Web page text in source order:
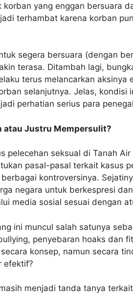
korban yang enggan bersuara
terhambat karena korban
segera bersuara (dengan
terasa. Ditambah lagi,
terus melancarkan aksinya
selanjutnya. Jelas, kondisi
perhatian serius para
atau Justru Mempersulit?
pelecehan seksual di Tanah
pasal-pasal terkait kasus
kontroversinya.
negara untuk berkespresi
media sosial sesuai dengan
ini muncul salah satunya
penyebaran hoaks dan
konsep, namun secara
efektif?
menjadi tanda tanya